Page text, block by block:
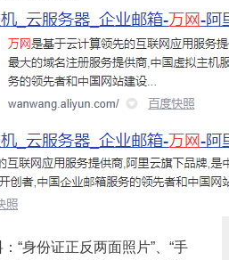
“身份证正反两面照片”、“手